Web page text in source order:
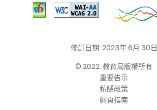
修訂日期: 2023年 6月 30日
© 2022. 教育局版權所有
重要告示
私隱政策
網頁指南